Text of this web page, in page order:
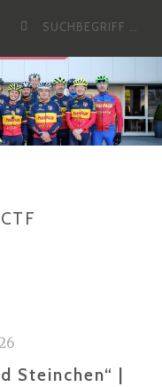
Suche
CTF
Steinchen“ |